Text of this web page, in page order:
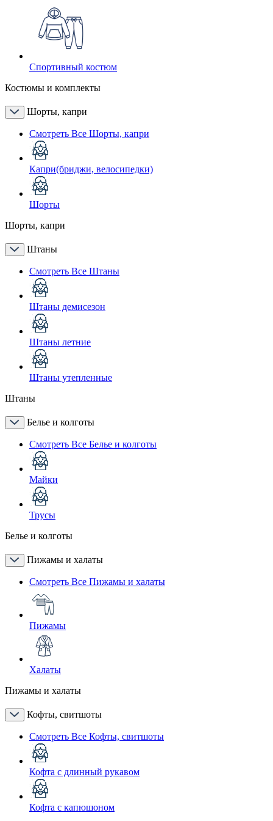
Спортивный костюм
Костюмы и комплекты
Шорты, капри
Смотреть Все Шорты, капри
Капри(бриджи, велосипедки)
Шорты
Шорты, капри
Штаны
Смотреть Все Штаны
Штаны демисезон
Штаны летние
Штаны утепленные
Штаны
Белье и колготы
Смотреть Все Белье и колготы
Майки
Трусы
Белье и колготы
Пижамы и халаты
Смотреть Все Пижамы и халаты
Пижамы
Халаты
Пижамы и халаты
Кофты, свитшоты
Смотреть Все Кофты, свитшоты
Кофта с длинный рукавом
Кофта с капюшоном